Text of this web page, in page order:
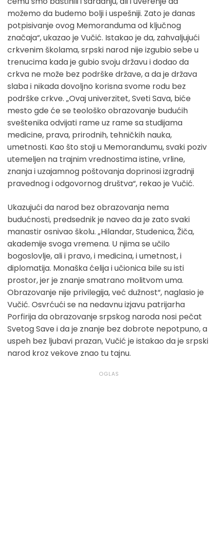
možemo da budemo bolji i uspešniji. Zato je danas
potpisivanje ovog Memoranduma od ključnog
značaja“, ukazao je Vučić. Istakao je da, zahvaljujući
crkvenim školama, srpski narod nije izgubio sebe u
trenucima kada je gubio svoju državu i dodao da
crkva ne može bez podrške države, a da je država
slaba i nikada dovoljno korisna svome rodu bez
podrške crkve. „Ovaj univerzitet, Sveti Sava, biće
mesto gde će se teološko obrazovanje budućih
sveštenika odvijati rame uz rame sa studijama
medicine, prava, prirodnih, tehničkih nauka,
umetnosti. Kao što stoji u Memorandumu, svaki poziv
utemeljen na trajnim vrednostima istine, vrline,
znanja i uzajamnog poštovanja doprinosi izgradnji
pravednog i odgovornog društva“, rekao je Vučić.
Ukazujući da narod bez obrazovanja nema
budućnosti, predsednik je naveo da je zato svaki
manastir osnivao školu. „Hilandar, Studenica, Žiča,
akademije svoga vremena. U njima se učilo
bogoslovlje, ali i pravo, i medicina, i umetnost, i
diplomatija. Monaška ćelija i učionica bile su isti
prostor, jer je znanje smatrano molitvom uma.
Obrazovanje nije privilegija, već dužnost“, naglasio je
Vučić. Osvrćući se na nedavnu izjavu patrijarha
Porfirija da obrazovanje srpskog naroda nosi pečat
Svetog Save i da je znanje bez dobrote nepotpuno, a
uspeh bez ljubavi prazan, Vučić je istakao da je srpski
narod kroz vekove znao tu tajnu.